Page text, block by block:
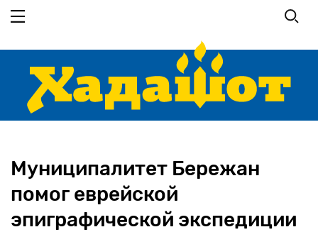
основного
Муниципалитет Бережан
помог еврейской
эпиграфической экспедиции